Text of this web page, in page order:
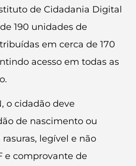
de Cidadania Digital
190 unidades de
em cerca de 170
acesso em todas as
o cidadão deve
de nascimento ou
legível e não
e comprovante de